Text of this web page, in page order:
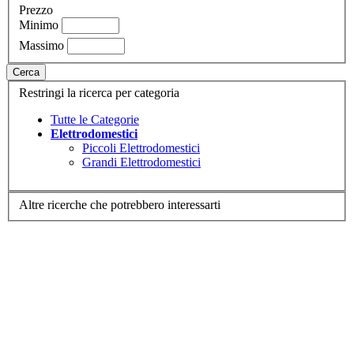
Prezzo
Minimo
Massimo
Cerca
Restringi la ricerca per categoria
Tutte le Categorie
Elettrodomestici
Piccoli Elettrodomestici
Grandi Elettrodomestici
Altre ricerche che potrebbero interessarti